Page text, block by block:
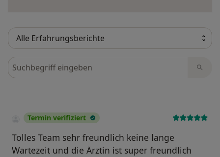
Bewertungen durchsuchen
Termin verifiziert
Tolles Team sehr freundlich keine lange
Wartezeit und die Ärztin ist super freundlich